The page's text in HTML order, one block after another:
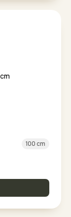
100 cm